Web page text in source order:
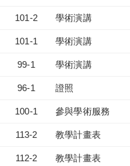
101-2 學術演講
101-1 學術演講
99-1 學術演講
96-1 證照
100-1 參與學術服務
113-2 教學計畫表
112-2 教學計畫表